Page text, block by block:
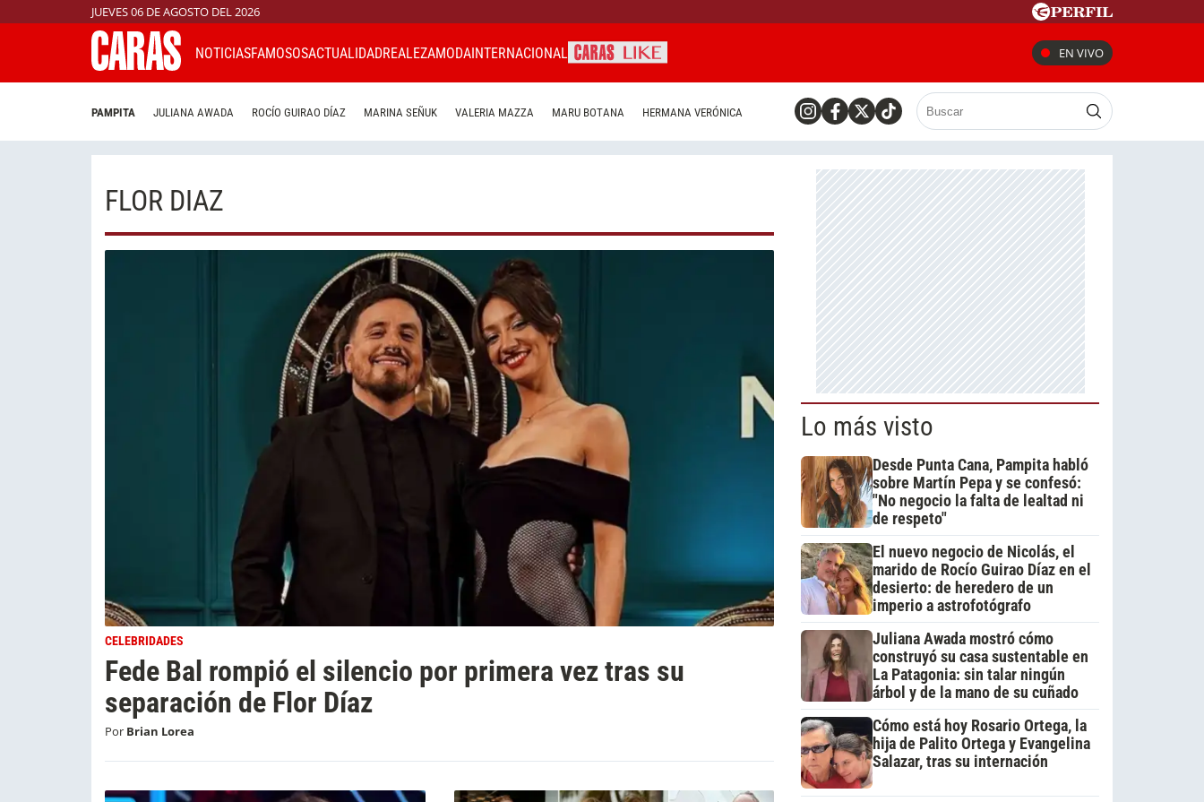
JUEVES 06 DE AGOSTO DEL 2026
NOTICIASFAMOSOSACTUALIDADREALEZAMODAINTERNACIONAL EN VIVO
PAMPITA JULIANA AWADA ROCÍO GUIRAO DÍAZ MARINA SEÑUK VALERIA MAZZA MARU BOTANA HERMANA VERÓNICA
FLOR DIAZ
CELEBRIDADES
Fede Bal rompió el silencio por primera vez tras su
separación de Flor Díaz
Por Brian Lorea
Lo más visto
Desde Punta Cana, Pampita habló
sobre Martín Pepa y se confesó:
"No negocio la falta de lealtad ni
de respeto"
El nuevo negocio de Nicolás, el
marido de Rocío Guirao Díaz en el
desierto: de heredero de un
imperio a astrofotógrafo
Juliana Awada mostró cómo
construyó su casa sustentable en
La Patagonia: sin talar ningún
árbol y de la mano de su cuñado
Cómo está hoy Rosario Ortega, la
hija de Palito Ortega y Evangelina
Salazar, tras su internación